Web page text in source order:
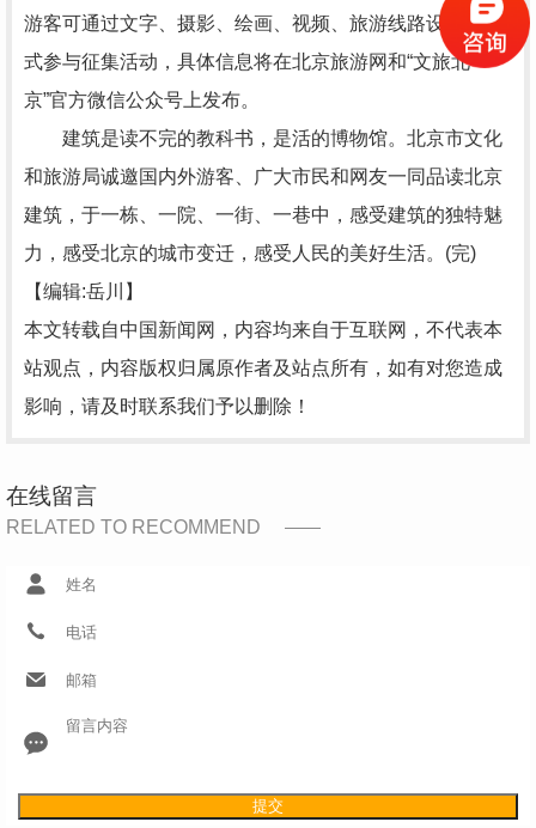
游客可通过文字、摄影、绘画、视频、旅游线路设计等方
式参与征集活动，具体信息将在北京旅游网和“文旅北
京”官方微信公众号上发布。
建筑是读不完的教科书，是活的博物馆。北京市文化
和旅游局诚邀国内外游客、广大市民和网友一同品读北京
建筑，于一栋、一院、一街、一巷中，感受建筑的独特魅
力，感受北京的城市变迁，感受人民的美好生活。(完)
【编辑:岳川】
本文转载自中国新闻网，内容均来自于互联网，不代表本
站观点，内容版权归属原作者及站点所有，如有对您造成
影响，请及时联系我们予以删除！
在线留言
RELATED TO RECOMMEND
提交